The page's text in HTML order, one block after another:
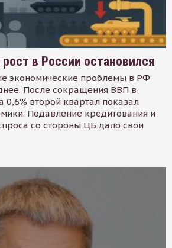
в России остановился
экономические проблемы в РФ
После сокращения ВВП в
0,6% второй квартал показал
Подавление кредитования и
со стороны ЦБ дало свои